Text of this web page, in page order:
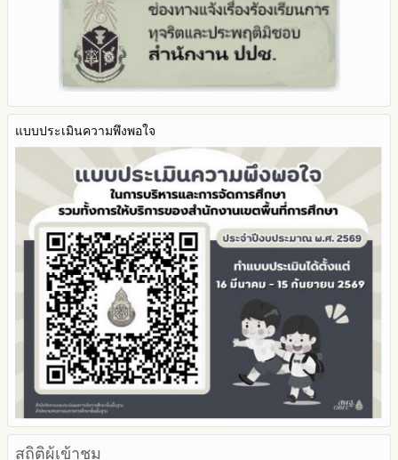
ระบบการให้บริการผ่านช่องทางออนไลน์ (E-Service)
My Office
My School
SL-WEB
BRSS
ACC Tak2
ข้อมูลสถิติการให้บริการ
2565
2564
2563
รายงานการกำกับติดตาม
มาตรการส่งเสริมคุณธรรมและความโปร่งใสภายใน สพท.
การนำผลการประเมิน ITA ไปสู่การพัฒนาองค์กร
รายงานผลการดำเนินการเพื่อส่งเสริมคุณธรรมและความโปร่งใส
ภายใน สพท. ประจำปีงบประมาณ
แบบประเมินความพึงพอใจ
สถิติผู้เข้าชม